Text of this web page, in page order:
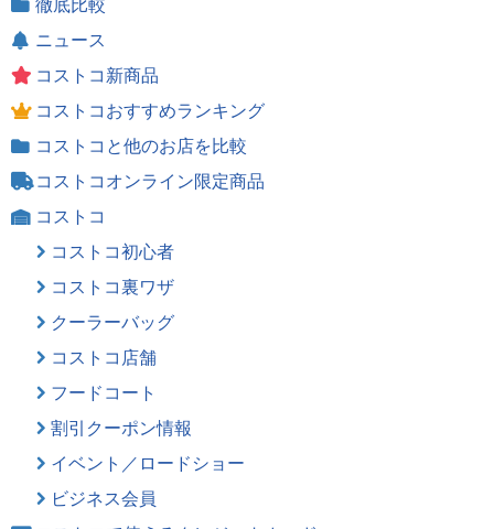
徹底比較
ニュース
コストコ新商品
コストコおすすめランキング
コストコと他のお店を比較
コストコオンライン限定商品
コストコ
コストコ初心者
コストコ裏ワザ
クーラーバッグ
コストコ店舗
フードコート
割引クーポン情報
イベント／ロードショー
ビジネス会員